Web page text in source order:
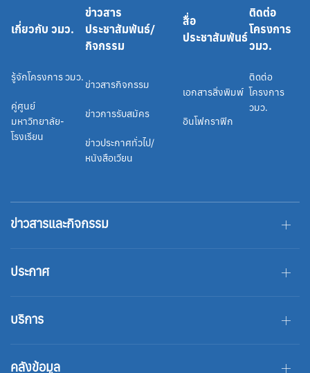
เกี่ยวกับ วมว.
ข่าวสาร
ประชาสัมพันธ์/
กิจกรรม
สื่อ
ประชาสัมพันธ์
ติดต่อ
โครงการ
วมว.
รู้จักโครงการ วมว.
คู่ศูนย์
มหาวิทยาลัย-
โรงเรียน
ข่าวสารกิจกรรม
ข่าวการรับสมัคร
ข่าวประกาศทั่วไป/
หนังสือเวียน
เอกสารสิ่งพิมพ์
อินโฟกราฟิก
ติดต่อ
โครงการ
วมว.
ข่าวสารและกิจกรรม
ประกาศ
บริการ
คลังข้อมูล